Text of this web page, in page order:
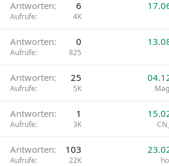
Antworten 6
Aufrufe 4K
Antworten 0
Aufrufe 825
Antworten 25
Aufrufe 5K
Antworten 1
Aufrufe 3K
Antworten 103
Aufrufe 22K